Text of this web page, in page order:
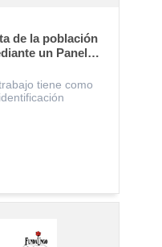
de la población
un Panel
tiene como